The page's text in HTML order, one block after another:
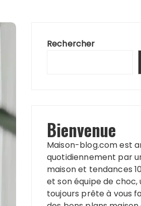
Rechercher
Bienvenue
Maison-blog.com est
quotidiennement par
maison et tendances
et son équipe de choc,
toujours prête à vous